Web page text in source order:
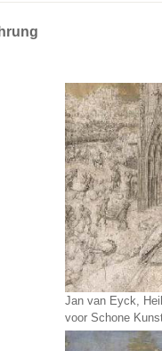
Jan van Eyck,
voor Schone